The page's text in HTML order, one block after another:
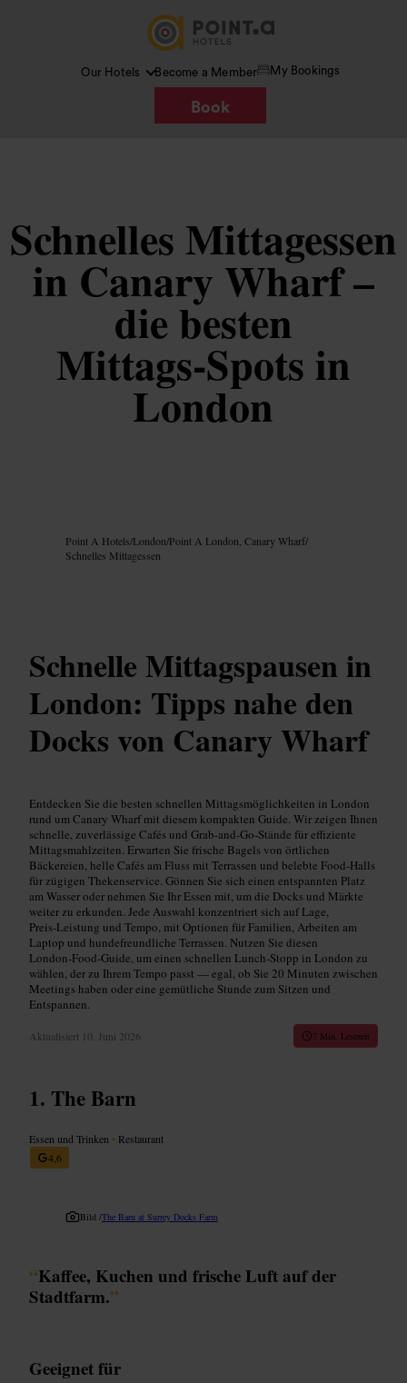
Our Hotels Become a Member My Bookings
Book
Schnelles Mittagessen
in Canary Wharf –
die besten
Mittags‑Spots in
London
Point A Hotels/London/Point A London, Canary Wharf/
Schnelles Mittagessen
Schnelle Mittagspausen in
London: Tipps nahe den
Docks von Canary Wharf
Entdecken Sie die besten schnellen Mittagsmöglichkeiten in London
rund um Canary Wharf mit diesem kompakten Guide. Wir zeigen Ihnen
schnelle, zuverlässige Cafés und Grab-and-Go‑Stände für effiziente
Mittagsmahlzeiten. Erwarten Sie frische Bagels von örtlichen
Bäckereien, helle Cafés am Fluss mit Terrassen und belebte Food‑Halls
für zügigen Thekenservice. Gönnen Sie sich einen entspannten Platz
am Wasser oder nehmen Sie Ihr Essen mit, um die Docks und Märkte
weiter zu erkunden. Jede Auswahl konzentriert sich auf Lage,
Preis‑Leistung und Tempo, mit Optionen für Familien, Arbeiten am
Laptop und hundefreundliche Terrassen. Nutzen Sie diesen
London‑Food‑Guide, um einen schnellen Lunch‑Stopp in London zu
wählen, der zu Ihrem Tempo passt — egal, ob Sie 20 Minuten zwischen
Meetings haben oder eine gemütliche Stunde zum Sitzen und
Entspannen.
Aktualisiert 10. Juni 2026 7 Min. Lesezeit
The Barn
Essen und Trinken • Restaurant
4,6
Bild /The Barn at Surrey Docks Farm
“Kaffee, Kuchen und frische Luft auf der
Stadtfarm.”
Geeignet für